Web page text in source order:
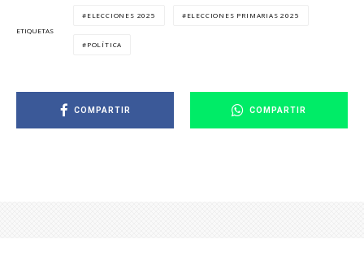
ETIQUETAS
ELECCIONES 2025 ELECCIONES PRIMARIAS 2025
POLÍTICA
COMPARTIR COMPARTIR